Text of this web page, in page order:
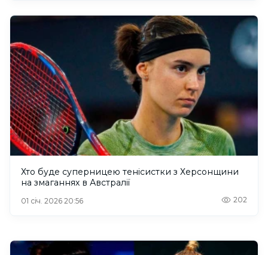
Хто буде суперницею тенісистки з Херсонщини
на змаганнях в Австралії
01 січ. 2026 20:56 202